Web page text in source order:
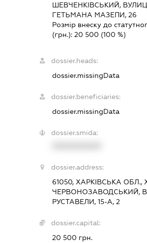
ШЕВЧЕНКІВСЬКИЙ,
ГЕТЬМАНА МАЗЕПИ, 26
Розмір внеску до
(грн.):20 500 (100 %)
dossier.heads:
dossier.missingData
dossier.beneficiaries:
dossier.missingData
dossier.smida:
dossier.address:
61050, ХАРКІВСЬКА ОБЛ.,
ЧЕРВОНОЗАВОДСЬКИЙ,
РУСТАВЕЛИ, 15-А, 2
dossier.capital:
20 500 грн.